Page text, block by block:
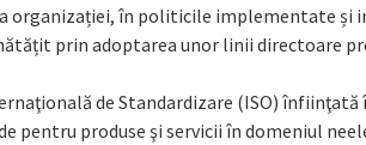
organizației, în politicile implementate și
prin adoptarea unor linii directoare
de Standardizare (ISO) înfiinţată
pentru produse şi servicii în domeniul